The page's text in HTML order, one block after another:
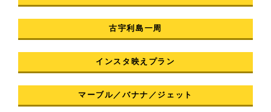
古宇利島一周
インスタ映えプラン
マーブル／バナナ／ジェット